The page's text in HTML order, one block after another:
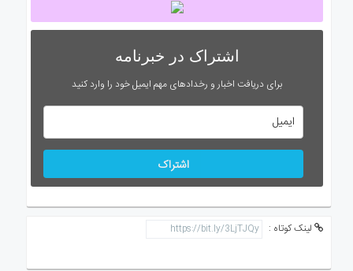
اشتراک در خبرنامه
برای دریافت اخبار و رخدادهای مهم ایمیل خود را وارد کنید
اشتراک
لینک کوتاه :